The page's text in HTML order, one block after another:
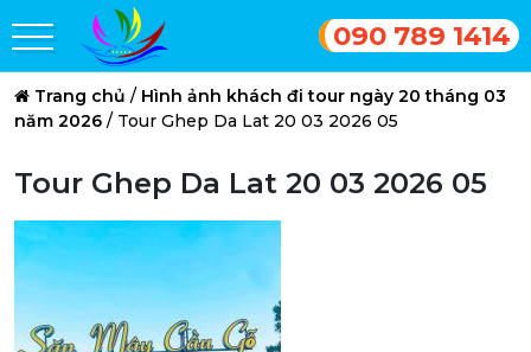
090 789 1414
Trang chủ / Hình ảnh khách đi tour ngày 20 tháng 03
năm 2026 / Tour Ghep Da Lat 20 03 2026 05
Tour Ghep Da Lat 20 03 2026 05